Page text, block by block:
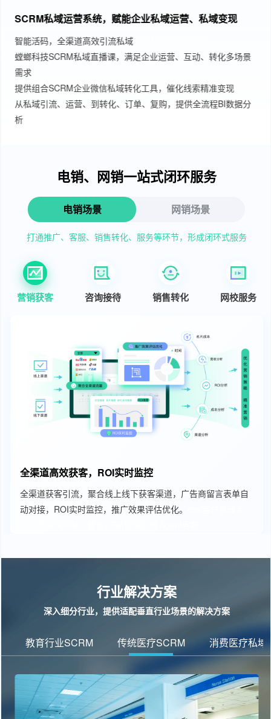
SCRM私域运营系统，赋能企业私域运营、私域变现
智能活码，全渠道高效引流私域SCRM私域管理系统
螳螂科技SCRM私域直播课，满足企业运营、互动、转化多场景
需求
提供组合SCRM企业微信私域转化工具，催化线索精准变现
从私域引流、运营、到转化、订单、复购，提供全流程BI数据分
析
电销、网销一站式闭环服务
电销场景 网销场景
打通推广、客服、销售转化、服务等环节，形成闭环式服务
营销获客 咨询接待 销售转化 网校服务
全渠道高效获客，ROI实时监控
全渠道获客引流，聚合线上线下获客渠道，广告商留言表单自
动对接，ROI实时监控，推广效果评估优化。
行业解决方案
深入细分行业，提供适配垂直行业场景的解决方案
教育行业SCRM 传统医疗SCRM 消费医疗私域